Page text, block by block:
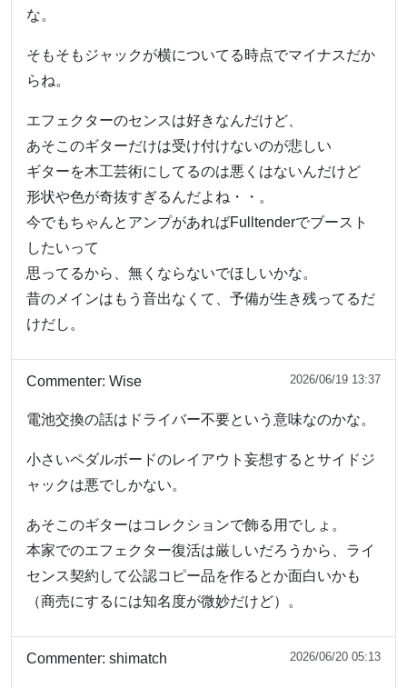
な。
そもそもジャックが横についてる時点でマイナスだか
らね。
エフェクターのセンスは好きなんだけど、
あそこのギターだけは受け付けないのが悲しい
ギターを木工芸術にしてるのは悪くはないんだけど
形状や色が奇抜すぎるんだよね・・。
今でもちゃんとアンプがあればFulltenderでブースト
したいって
思ってるから、無くならないでほしいかな。
昔のメインはもう音出なくて、予備が生き残ってるだ
けだし。
Commenter: Wise 2026/06/19 13:37
電池交換の話はドライバー不要という意味なのかな。
小さいペダルボードのレイアウト妄想するとサイドジ
ャックは悪でしかない。
あそこのギターはコレクションで飾る用でしょ。
本家でのエフェクター復活は厳しいだろうから、ライ
センス契約して公認コピー品を作るとか面白いかも
（商売にするには知名度が微妙だけど）。
Commenter: shimatch 2026/06/20 05:13